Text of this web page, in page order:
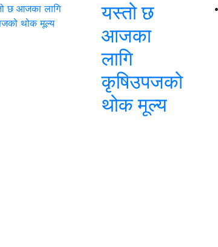
यस्तो छ
आजका
लागि
कृषिउपजको
थोक मूल्य